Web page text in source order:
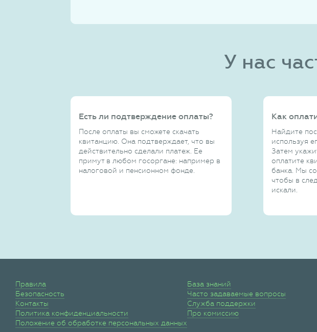
У нас
Есть ли подтверждение оплаты?
После оплаты вы сможете скачать
квитанцию. Она подтверждает, что вы
действительно сделали платеж. Ее
примут в любом госоргане: например в
налоговой и пенсионном фонде.
Как
Найдите
используя
Затем
оплатите
банка. Мы
чтобы в
искали.
Правила
Безопасность
Контакты
Политика конфиденциальности
Положение об обработке персональных данных
База знаний
Часто задаваемые вопросы
Служба поддержки
Про комиссию